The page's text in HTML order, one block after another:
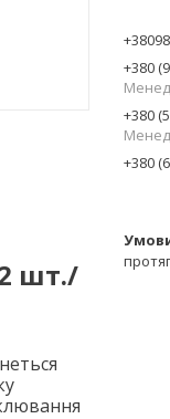
шт./
+380
+380
+380